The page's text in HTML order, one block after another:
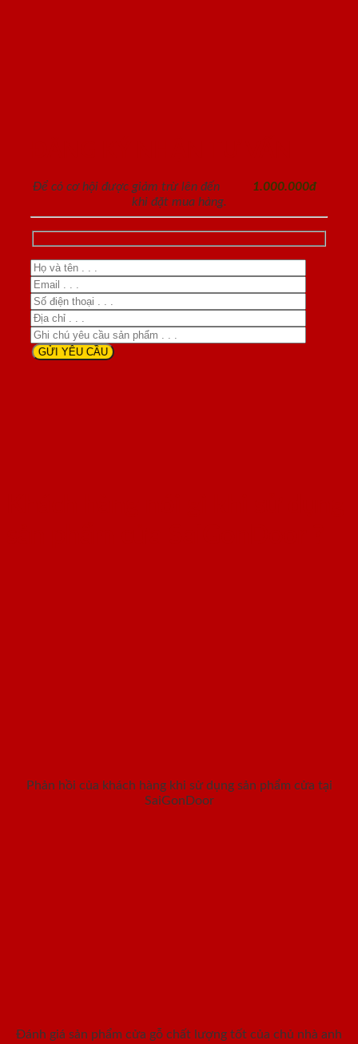
Để có cơ hội được giảm trừ lên đến
1.000.000đ
khi đặt mua hàng.
Phản hồi của khách hàng khi sử dụng sản phẩm cửa tại
SaiGonDoor
Đánh giá sản phẩm cửa gỗ chất lượng tốt của chủ nhà anh